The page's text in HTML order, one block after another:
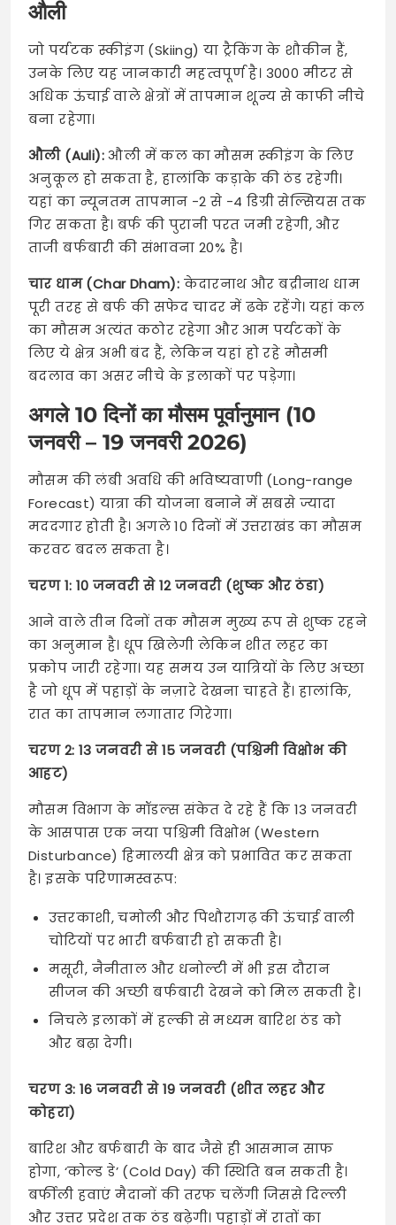
औली
जो पर्यटक स्कीइंग (Skiing) या ट्रैकिंग के शौकीन हैं,
उनके लिए यह जानकारी महत्वपूर्ण है। 3000 मीटर से
अधिक ऊंचाई वाले क्षेत्रों में तापमान शून्य से काफी नीचे
बना रहेगा।
औली (Auli):औली में कल का मौसम स्कीइंग के लिए
अनुकूल हो सकता है, हालांकि कड़ाके की ठंड रहेगी।
यहां का न्यूनतम तापमान -2 से -4 डिग्री सेल्सियस तक
गिर सकता है। बर्फ की पुरानी परत जमी रहेगी, और
ताजी बर्फबारी की संभावना 20% है।
चार धाम (Char Dham): केदारनाथ और बद्रीनाथ धाम
पूरी तरह से बर्फ की सफेद चादर में ढके रहेंगे। यहां कल
का मौसम अत्यंत कठोर रहेगा और आम पर्यटकों के
लिए ये क्षेत्र अभी बंद हैं, लेकिन यहां हो रहे मौसमी
बदलाव का असर नीचे के इलाकों पर पड़ेगा।
अगले 10 दिनों का मौसम पूर्वानुमान (10
जनवरी – 19 जनवरी 2026)
मौसम की लंबी अवधि की भविष्यवाणी (Long-range
Forecast) यात्रा की योजना बनाने में सबसे ज्यादा
मददगार होती है। अगले 10 दिनों में उत्तराखंड का मौसम
करवट बदल सकता है।
चरण 1: 10 जनवरी से 12 जनवरी (शुष्क और ठंडा)
आने वाले तीन दिनों तक मौसम मुख्य रूप से शुष्क रहने
का अनुमान है। धूप खिलेगी लेकिन शीत लहर का
प्रकोप जारी रहेगा। यह समय उन यात्रियों के लिए अच्छा
है जो धूप में पहाड़ों के नज़ारे देखना चाहते हैं। हालांकि,
रात का तापमान लगातार गिरेगा।
चरण 2: 13 जनवरी से 15 जनवरी (पश्चिमी विक्षोभ की
आहट)
मौसम विभाग के मॉडल्स संकेत दे रहे हैं कि 13 जनवरी
के आसपास एक नया पश्चिमी विक्षोभ (Western
Disturbance) हिमालयी क्षेत्र को प्रभावित कर सकता
है। इसके परिणामस्वरूप:
उत्तरकाशी, चमोली और पिथौरागढ़ की ऊंचाई वाली
चोटियों पर भारी बर्फबारी हो सकती है।
मसूरी, नैनीताल और धनोल्टी में भी इस दौरान
सीजन की अच्छी बर्फबारी देखने को मिल सकती है।
निचले इलाकों में हल्की से मध्यम बारिश ठंड को
और बढ़ा देगी।
चरण 3: 16 जनवरी से 19 जनवरी (शीत लहर और
कोहरा)
बारिश और बर्फबारी के बाद जैसे ही आसमान साफ
होगा, ‘कोल्ड डे’ (Cold Day) की स्थिति बन सकती है।
बर्फीली हवाएं मैदानों की तरफ चलेंगी जिससे दिल्ली
और उत्तर प्रदेश तक ठंड बढ़ेगी। पहाड़ों में रातों का